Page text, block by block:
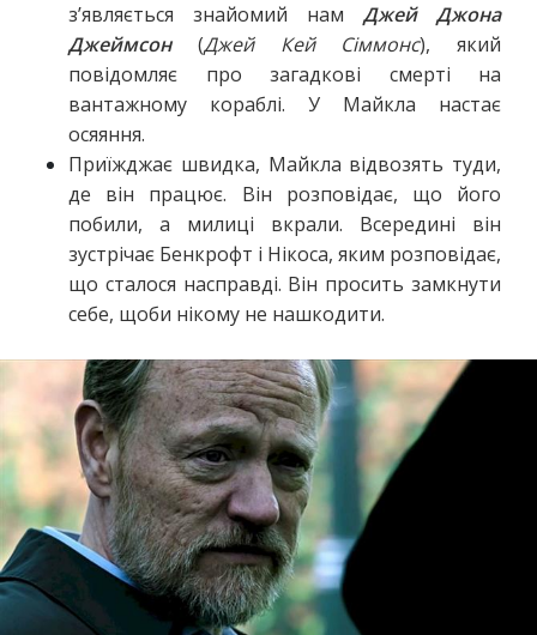
з’являється знайомий нам Джей Джона
Джеймсон (Джей Кей Сіммонс), який
повідомляє про загадкові смерті на
вантажному кораблі. У Майкла настає
осяяння.
Приїжджає швидка, Майкла відвозять туди,
де він працює. Він розповідає, що його
побили, а милиці вкрали. Всередині він
зустрічає Бенкрофт і Нікоса, яким розповідає,
що сталося насправді. Він просить замкнути
себе, щоби нікому не нашкодити.